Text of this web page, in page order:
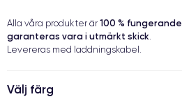
Alla våra produkter är 100 % fungerande
garanteras vara i utmärkt skick.
Levereras med laddningskabel.
Välj färg